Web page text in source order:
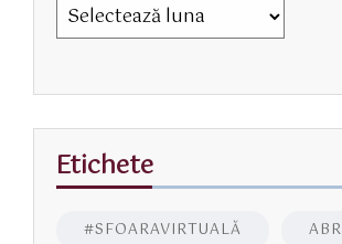
Etichete
#SFOARAVIRTUALĂ ABR